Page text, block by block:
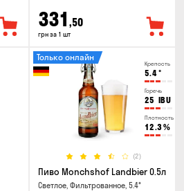
331 ,50
грн за 1 шт
Крепость
5.4°
Горечь
25 IBU
Плотность
12.3%
(2)
Только онлайн
Пиво Monchshof Landbier 0.5л
Светлое, Фильтрованное, 5.4°